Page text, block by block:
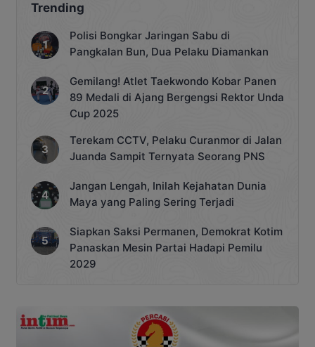
Trending
Polisi Bongkar Jaringan Sabu di
Pangkalan Bun, Dua Pelaku Diamankan
Gemilang! Atlet Taekwondo Kobar Panen
89 Medali di Ajang Bergengsi Rektor Unda
Cup 2025
Terekam CCTV, Pelaku Curanmor di Jalan
Juanda Sampit Ternyata Seorang PNS
Jangan Lengah, Inilah Kejahatan Dunia
Maya yang Paling Sering Terjadi
Siapkan Saksi Permanen, Demokrat Kotim
Panaskan Mesin Partai Hadapi Pemilu
2029